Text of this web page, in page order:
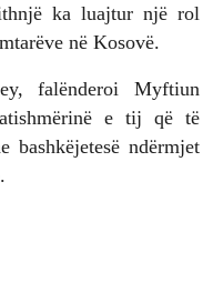
ka luajtur një rol
në Kosovë.
falënderoi Myftiun
e tij që të
bashkëjetesë ndërmjet